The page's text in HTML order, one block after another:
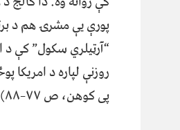
پورې یې مشرۍ هم د
پی کوهن، ص ۷۷–۸۸)